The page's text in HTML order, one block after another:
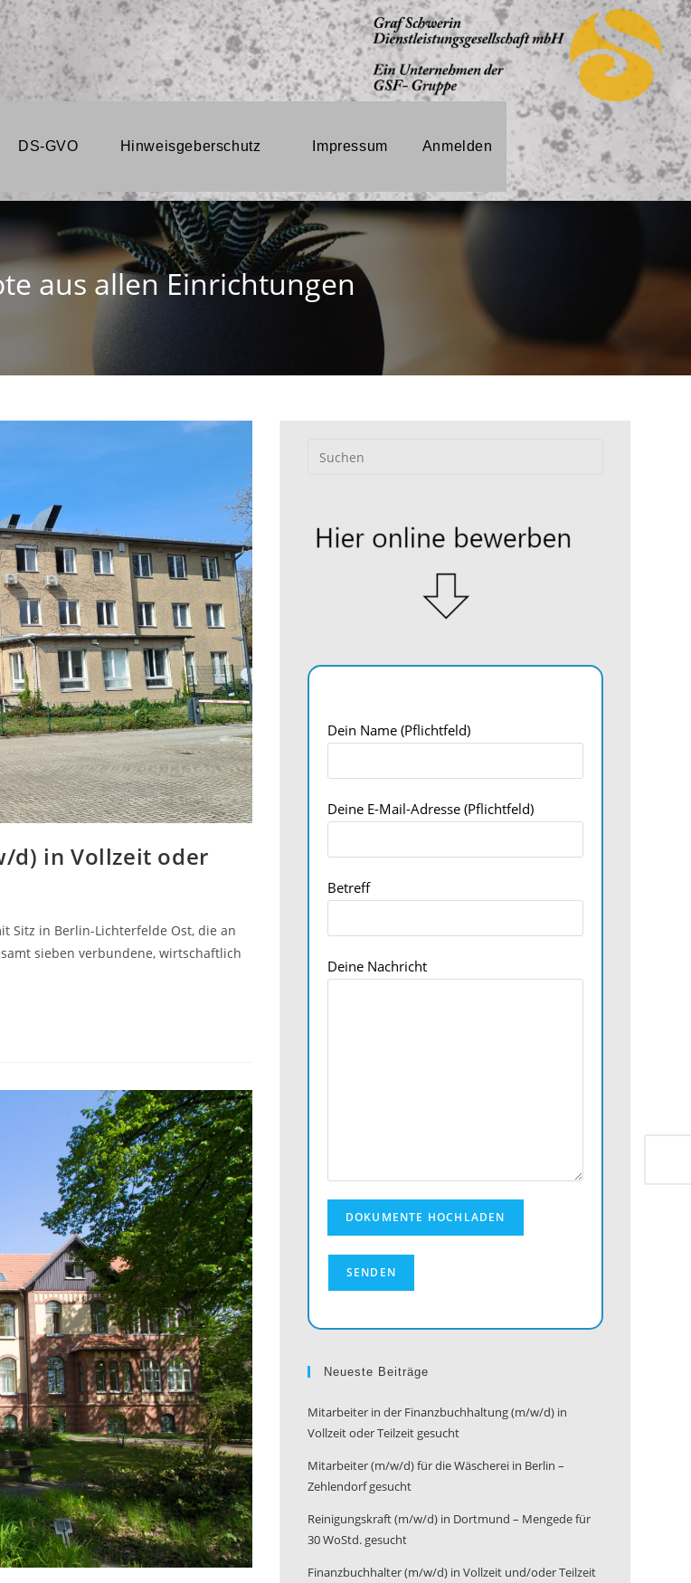
DS-GVO Hinweisgeberschutz Impressum Anmelden
aus allen Einrichtungen
d) in Vollzeit oder
Sitz in Berlin-Lichterfelde Ost, die an
sieben verbundene, wirtschaftlich
Dein Name (Pflichtfeld)
Deine E-Mail-Adresse (Pflichtfeld)
Betreff
Deine Nachricht
Neueste Beiträge
Mitarbeiter in der Finanzbuchhaltung (m/w/d) in
Vollzeit oder Teilzeit gesucht
Mitarbeiter (m/w/d) für die Wäscherei in Berlin –
Zehlendorf gesucht
Reinigungskraft (m/w/d) in Dortmund – Mengede für
30 WoStd. gesucht
Finanzbuchhalter (m/w/d) in Vollzeit und/oder Teilzeit